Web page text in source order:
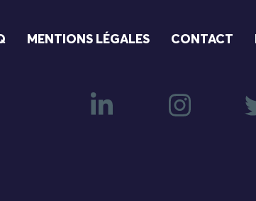
MENTIONS LÉGALES CONTACT